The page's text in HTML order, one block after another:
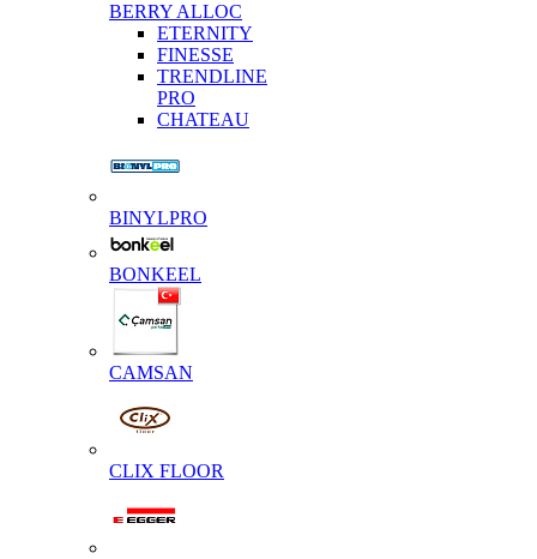
BERRY ALLOC
ETERNITY
FINESSE
TRENDLINE
PRO
CHATEAU
BINYLPRO
BONKEEL
CAMSAN
CLIX FLOOR